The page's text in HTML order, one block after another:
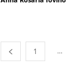
1 ...